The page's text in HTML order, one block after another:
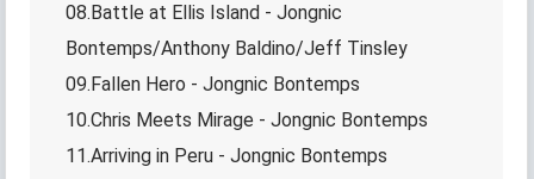
08.Battle at Ellis Island - Jongnic
Bontemps/Anthony Baldino/Jeff Tinsley
09.Fallen Hero - Jongnic Bontemps
10.Chris Meets Mirage - Jongnic Bontemps
11.Arriving in Peru - Jongnic Bontemps